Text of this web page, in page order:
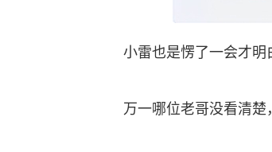
小雷也是愣了一会才明
万一哪位老哥没看清楚